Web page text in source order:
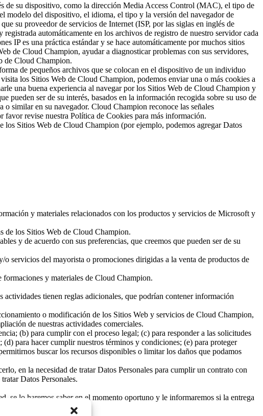
de su dispositivo, como la dirección Media Access Control (MAC), el tipo de
modelo del dispositivo, el idioma, el tipo y la versión del navegador de
su proveedor de servicios de Internet (ISP, por las siglas en inglés de
automáticamente en los archivos de registro de nuestro servidor cada
IP es una práctica estándar y se hace automáticamente por muchos sitios
de Cloud Champion, ayudar a diagnosticar problemas con sus servidores,
de Cloud Champion.
de pequeños archivos que se colocan en el dispositivo de un individuo
los Sitios Web de Cloud Champion, podemos enviar una o más cookies a
una buena experiencia al navegar por los Sitios Web de Cloud Champion y
pueden ser de su interés, basados en la información recogida sobre su uso de
similar en su navegador. Cloud Champion reconoce las señales
favor revise nuestra Política de Cookies para más información.
Sitios Web de Cloud Champion (por ejemplo, podemos agregar Datos
y materiales relacionados con los productos y servicios de Microsoft y
de los Sitios Web de Cloud Champion.
y de acuerdo con sus preferencias, que creemos que pueden ser de su
servicios del mayorista o promociones dirigidas a la venta de productos de
y materiales de Cloud Champion.
tienen reglas adicionales, que podrían contener información
o modificación de los Sitios Web y servicios de Cloud Champion,
de nuestras actividades comerciales.
(b) para cumplir con el proceso legal; (c) para responder a las solicitudes
para hacer cumplir nuestros términos y condiciones; (e) para proteger
buscar los recursos disponibles o limitar los daños que podamos
en la necesidad de tratar Datos Personales para cumplir un contrato con
Datos Personales.
se lo haremos saber en el momento oportuno y le informaremos si la entrega